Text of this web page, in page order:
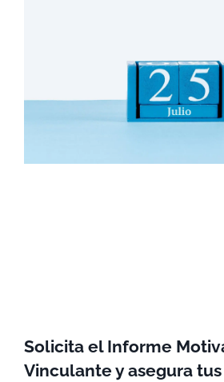
Solicita el Informe
Vinculante y asegura